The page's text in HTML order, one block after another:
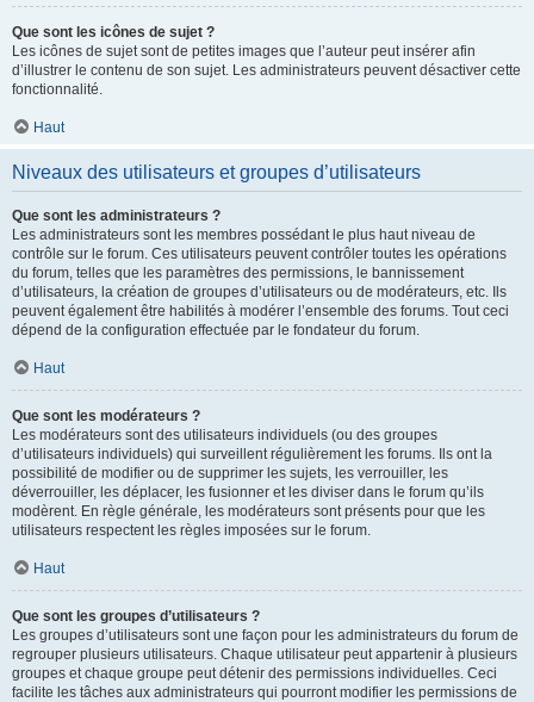
Que sont les icônes de sujet ?
Les icônes de sujet sont de petites images que l’auteur peut insérer afin
d’illustrer le contenu de son sujet. Les administrateurs peuvent désactiver cette
fonctionnalité.
Haut
Niveaux des utilisateurs et groupes d’utilisateurs
Que sont les administrateurs ?
Les administrateurs sont les membres possédant le plus haut niveau de
contrôle sur le forum. Ces utilisateurs peuvent contrôler toutes les opérations
du forum, telles que les paramètres des permissions, le bannissement
d’utilisateurs, la création de groupes d’utilisateurs ou de modérateurs, etc. Ils
peuvent également être habilités à modérer l’ensemble des forums. Tout ceci
dépend de la configuration effectuée par le fondateur du forum.
Haut
Que sont les modérateurs ?
Les modérateurs sont des utilisateurs individuels (ou des groupes
d’utilisateurs individuels) qui surveillent régulièrement les forums. Ils ont la
possibilité de modifier ou de supprimer les sujets, les verrouiller, les
déverrouiller, les déplacer, les fusionner et les diviser dans le forum qu’ils
modèrent. En règle générale, les modérateurs sont présents pour que les
utilisateurs respectent les règles imposées sur le forum.
Haut
Que sont les groupes d’utilisateurs ?
Les groupes d’utilisateurs sont une façon pour les administrateurs du forum de
regrouper plusieurs utilisateurs. Chaque utilisateur peut appartenir à plusieurs
groupes et chaque groupe peut détenir des permissions individuelles. Ceci
facilite les tâches aux administrateurs qui pourront modifier les permissions de